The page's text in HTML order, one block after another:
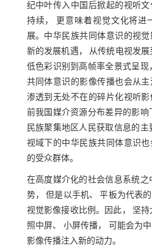
纪中叶传入中国后掀起的视听
持续， 更意味着视觉文化将进
展。中华民族共同体意识的视
新的发展机遇， 从传统电视发展
低色彩识别到高帧率全景式呈
共同体意识的影像传播也会从
渗透到无处不在的碎片化视听
前我国媒介资源分布差异的影
民族聚集地区人民获取信息的
视域下的中华民族共同体意识
的受众群体。
在高度媒介化的社会信息系统之
势， 但是以手机、 平板为代表
视觉影像接收比例。因此， 坚
照中屏、 小屏传播， 可能会为
影像传播注入新的动力。